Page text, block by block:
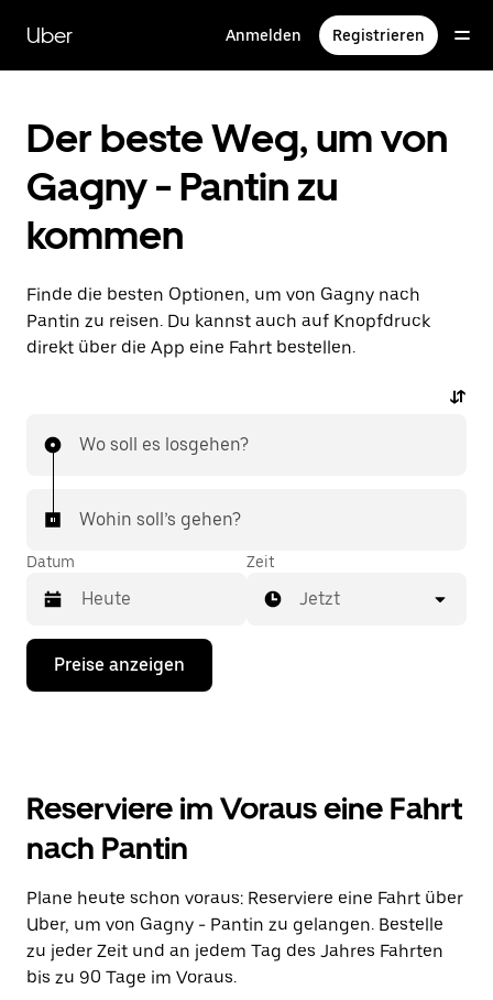
zum
Hauptinhalt
Uber Anmelden Registrieren
Der beste Weg, um von
Gagny - Pantin zu
kommen
Finde die besten Optionen, um von Gagny nach
Pantin zu reisen. Du kannst auch auf Knopfdruck
direkt über die App eine Fahrt bestellen.
Wo soll es losgehen?
Wohin soll’s gehen?
Datum
Drücke
Nach-
Kalender
interagieren
ein
Datum
auszuwählen.
Drücke
die
Escape-
Zeit
Jetzt
Preise anzeigen
Reserviere im Voraus eine Fahrt
nach Pantin
Plane heute schon voraus: Reserviere eine Fahrt über
Uber, um von Gagny - Pantin zu gelangen. Bestelle
zu jeder Zeit und an jedem Tag des Jahres Fahrten
bis zu 90 Tage im Voraus.